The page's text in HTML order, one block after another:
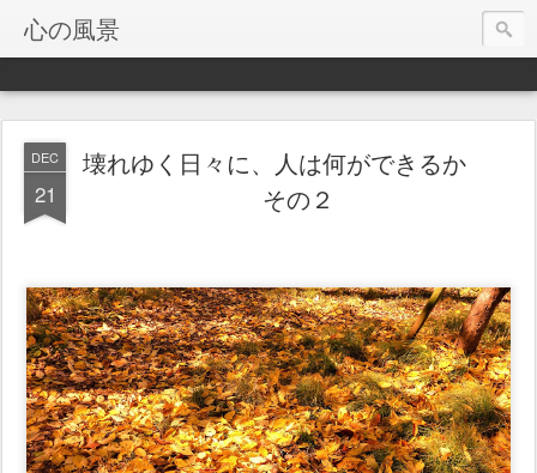
心の風景
DEC
21
壊れゆく日々に、人は何ができるか
その２